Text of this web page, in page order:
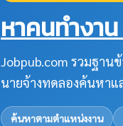
หาคนทำงา
Jobpub.com รวมฐาน
นายจ้างทดลองค้นหา
ค้นหาตามตำแหน่งงาน